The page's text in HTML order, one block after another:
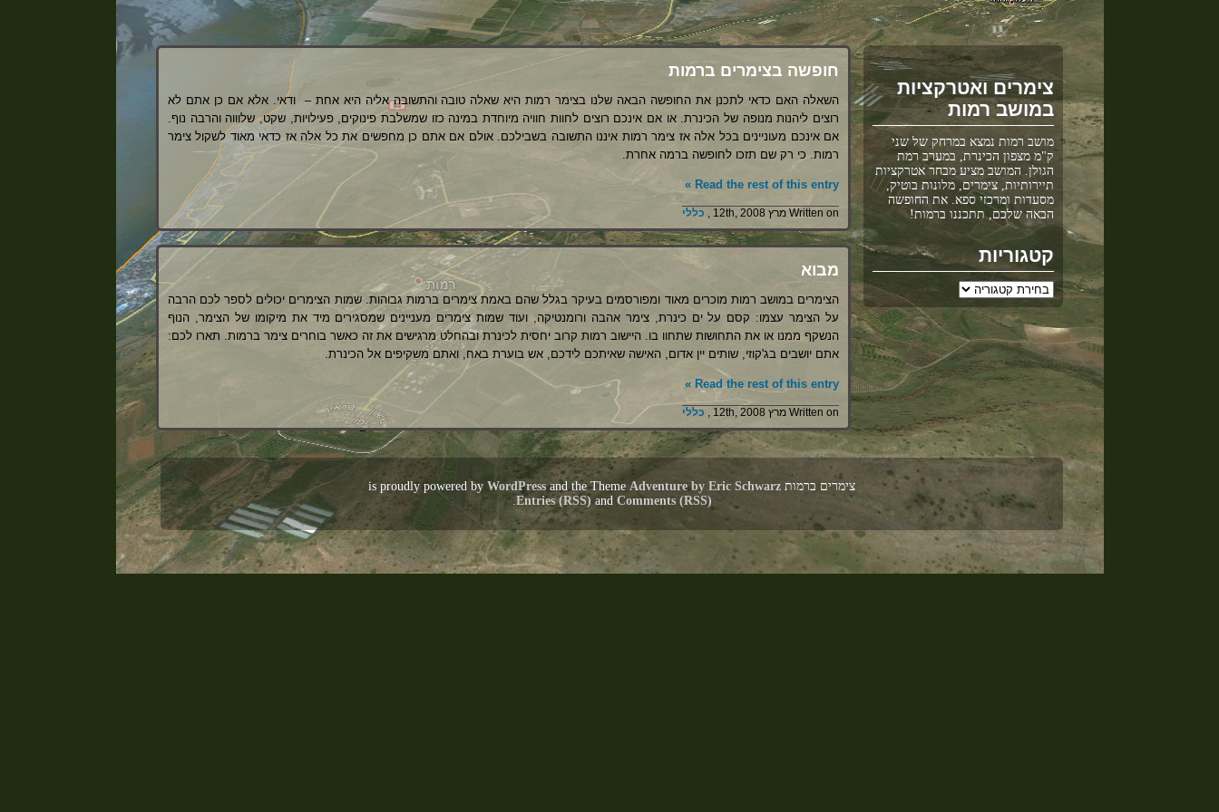
צימרים ואטרקציות
במושב רמות
מושב רמות נמצא במרחק של שני
ק"מ מצפון הכינרת, במערב רמת
הגולן. המושב מציע מבחר אטרקציות
תיירותיות, צימרים, מלונות בוטיק,
מסעדות ומרכזי ספא. את החופשה
הבאה שלכם, תתכננו ברמות!
קטגוריות
קטגוריות
חופשה בצימרים ברמות
השאלה האם כדאי לתכנן את החופשה הבאה שלנו בצימר רמות היא שאלה טובה והתשובה אליה היא אחת – ודאי. אלא אם כן אתם לא
רוצים ליהנות מנופה של הכינרת. או אם אינכם רוצים לחוות חוויה מיוחדת במינה כזו שמשלבת פינוקים, פעילויות, שקט, שלוווה והרבה נוף.
אם אינכם מעוניינים בכל אלה אז צימר רמות איננו התשובה בשבילכם. אולם אם אתם כן מחפשים את כל אלה אז כדאי מאוד לשקול צימר
רמות. כי רק שם תזכו לחופשה ברמה אחרת.
Read the rest of this entry »
Written on מרץ 12th, 2008 , כללי
מבוא
הצימרים במושב רמות מוכרים מאוד ומפורסמים בעיקר בגלל שהם באמת צימרים ברמות גבוהות. שמות הצימרים יכולים לספר לכם הרבה
על הצימר עצמו: קסם על ים כינרת, צימר אהבה ורומנטיקה, ועוד שמות צימרים מעניינים שמסגירים מיד את מיקומו של הצימר, הנוף
הנשקף ממנו או את התחושות שתחוו בו. היישוב רמות קרוב יחסית לכינרת ובהחלט מרגישים את זה כאשר בוחרים צימר ברמות. תארו לכם:
אתם יושבים בג'קוזי, שותים יין אדום, האישה שאיתכם לידכם, אש בוערת באח, ואתם משקיפים אל הכינרת.
Read the rest of this entry »
Written on מרץ 12th, 2008 , כללי
צימרים ברמות is proudly powered by WordPressand the Theme Adventure by Eric Schwarz
Entries (RSS) and Comments (RSS)
.